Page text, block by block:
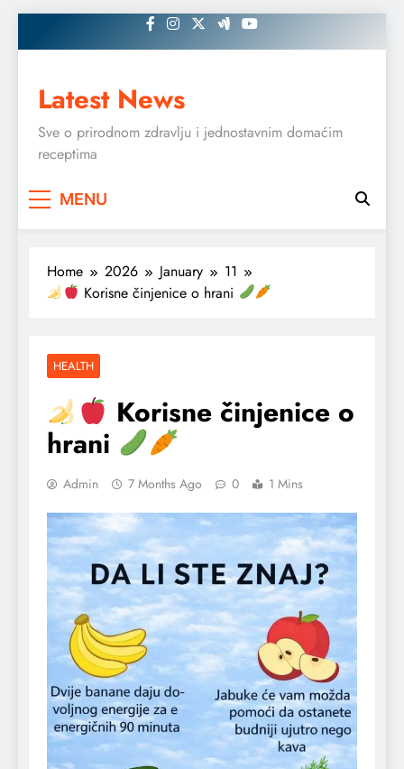
to
Latest News
Sve o prirodnom zdravlju i jednostavnim domaćim
receptima
MENU
Home 2026 January
11
Korisne činjenice o hrani
HEALTH
Korisne činjenice o
hrani
Admin 7 Months Ago 0 1 Mins